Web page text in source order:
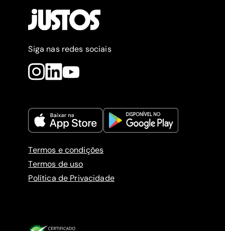
Siga nas redes sociais
Termos e condições
Termos de uso
Política de Privacidade